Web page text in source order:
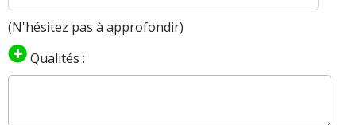
(N'hésitez pas à approfondir)
Qualités :